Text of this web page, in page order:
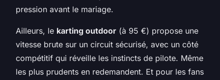
pression avant le mariage.
Ailleurs, le karting outdoor (à 95 €) propose une
vitesse brute sur un circuit sécurisé, avec un côté
compétitif qui réveille les instincts de pilote. Même
les plus prudents en redemandent. Et pour les fans